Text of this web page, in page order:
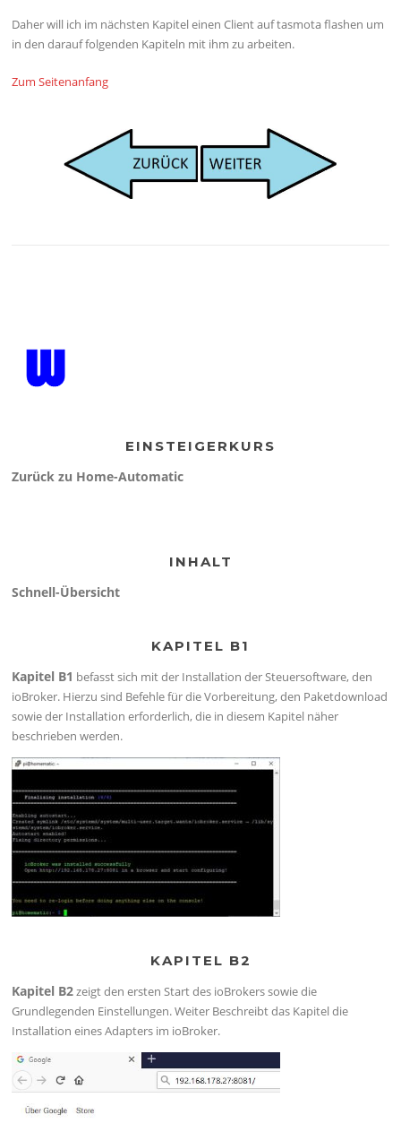
Daher will ich im nächsten Kapitel einen Client auf tasmota flashen um
in den darauf folgenden Kapiteln mit ihm zu arbeiten.
Zum Seitenanfang
EINSTEIGERKURS
Zurück zu Home-Automatic
INHALT
Schnell-Übersicht
KAPITEL B1
Kapitel B1 befasst sich mit der Installation der Steuersoftware, den
ioBroker. Hierzu sind Befehle für die Vorbereitung, den Paketdownload
sowie der Installation erforderlich, die in diesem Kapitel näher
beschrieben werden.
KAPITEL B2
Kapitel B2zeigt den ersten Start des ioBrokers sowie die
Grundlegenden Einstellungen. Weiter Beschreibt das Kapitel die
Installation eines Adapters im ioBroker.